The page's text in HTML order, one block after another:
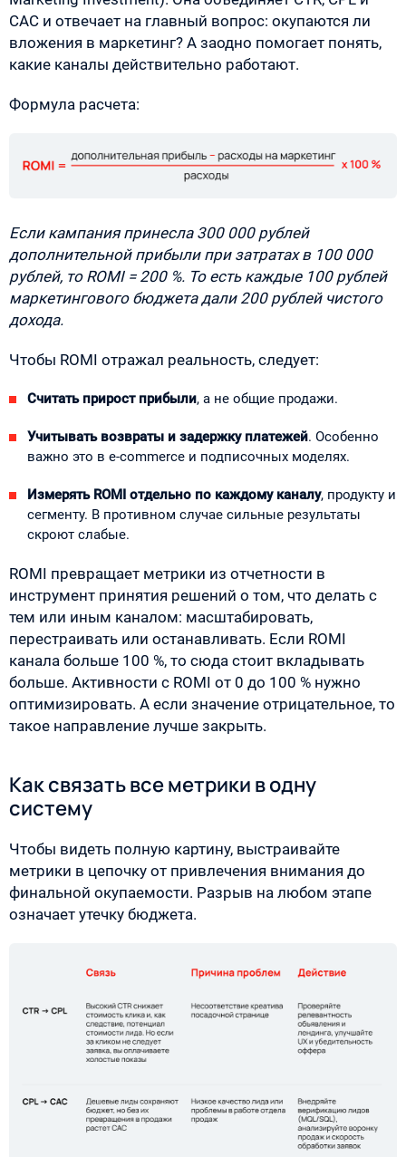
CAC и отвечает на главный вопрос: окупаются ли
вложения в маркетинг? А заодно помогает понять,
какие каналы действительно работают.
Формула расчета:
Если кампания принесла 300 000 рублей
дополнительной прибыли при затратах в 100 000
рублей, то ROMI = 200 %. То есть каждые 100 рублей
маркетингового бюджета дали 200 рублей чистого
дохода.
Чтобы ROMI отражал реальность, следует:
Считать прирост прибыли, а не общие продажи.
Учитывать возвраты и задержку платежей. Особенно
важно это в e-commerce и подписочных моделях.
Измерять ROMI отдельно по каждому каналу, продукту и
сегменту. В противном случае сильные результаты
скроют слабые.
ROMI превращает метрики из отчетности в
инструмент принятия решений о том, что делать с
тем или иным каналом: масштабировать,
перестраивать или останавливать. Если ROMI
канала больше 100 %, то сюда стоит вкладывать
больше. Активности с ROMI от 0 до 100 % нужно
оптимизировать. А если значение отрицательное, то
такое направление лучше закрыть.
Как связать все метрики в одну
систему
Чтобы видеть полную картину, выстраивайте
метрики в цепочку от привлечения внимания до
финальной окупаемости. Разрыв на любом этапе
означает утечку бюджета.